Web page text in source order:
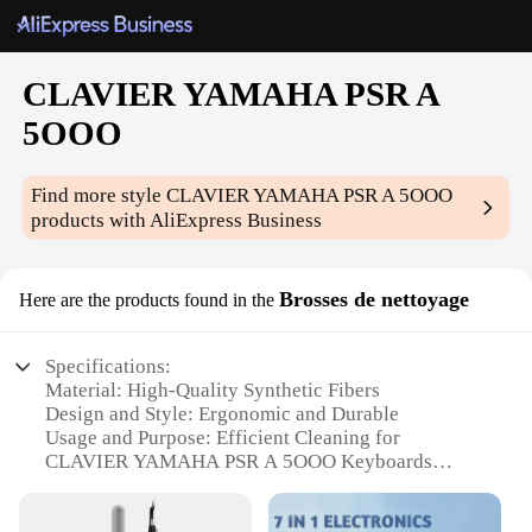
CLAVIER YAMAHA PSR A
5OOO
Find more styleCLAVIER YAMAHA PSR A 5OOO
products with AliExpress Business
Here are the products found in the Brosses de nettoyage
Specifications:
Material: High-Quality Synthetic Fibers
Design and Style: Ergonomic and Durable
Usage and Purpose: Efficient Cleaning for
CLAVIER YAMAHA PSR A 5OOO Keyboards
Shape or Size or Weight or Quantity: Compact and